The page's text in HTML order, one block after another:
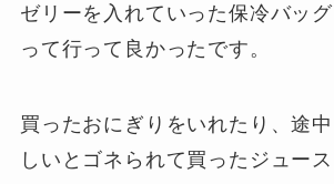
ゼリーを入れていった保冷バッ
って行って良かったです。
買ったおにぎりをいれたり、途
しいとゴネられて買ったジュース